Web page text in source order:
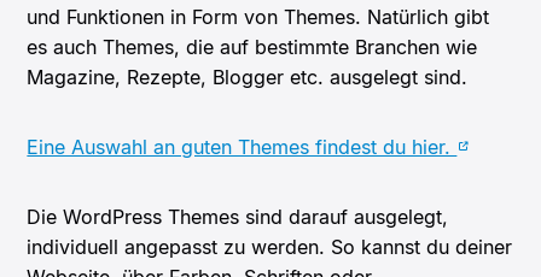
und Funktionen in Form von Themes. Natürlich gibt
es auch Themes, die auf bestimmte Branchen wie
Magazine, Rezepte, Blogger etc. ausgelegt sind.
Eine Auswahl an guten Themes findest du hier.
Die WordPress Themes sind darauf ausgelegt,
individuell angepasst zu werden. So kannst du deiner